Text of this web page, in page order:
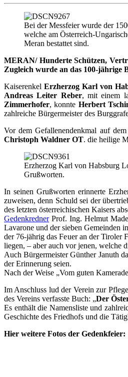
Bei der Messfeier wurde der
welche am Österreich-
Meran bestattet sind.
MERAN/ Hunderte Schützen,
Zugleich wurde an das 100-jährige
KaiserenkelErzherzog Karl von
Andreas Leiter Reber, mit einem
Zimmerhofer, konnte Herbert
zahlreiche Bürgermeister des
Vor dem Gefallenendenkmal auf
Christoph Waldner OT. die heilige
Erzherzog Karl von Habsburg
Grußworten.
In seinen Grußworten erinnerte
zuweisen, denn Schuld sei der
des letzten österreichischen Kaisers
GedenkrednerProf. Ing. Helmut
Lavarone und der sieben Gemeinden
der 76-jährig das Feuer an der Tiroler
liegen, – aber auch vor jenen, welche
Auch Bürgermeister Günther Januth
der Erinnerung seien.
Nach der Weise „Vom guten
Im Anschluss lud der Verein zur
des Vereins verfasste Buch: „Der
Es enthält die Namensliste und
Geschichte des Friedhofs und die
Hier weitere Fotos der Gedenkfeier: